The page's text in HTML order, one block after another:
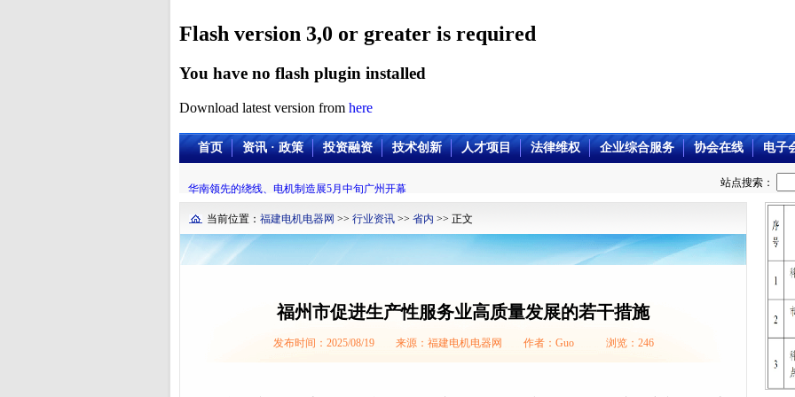
Flash version 3,0 or greater is required
You have no flash plugin installed
Download latest version from here
首页 资讯 · 政策 投资融资 技术创新 人才项目 法律维权 企业综合服务 协会在线 电子
华南领先的绕线、电机制造展5月中旬广州开幕 站点搜索：
当前位置： 福建电机电器网 >> 行业资讯 >> 省内 >> 正文
福州市促进生产性服务业高质量发展的若干措施
发布时间：2025/08/19 来源：福建电机电器网 作者：Guo 浏览： 246